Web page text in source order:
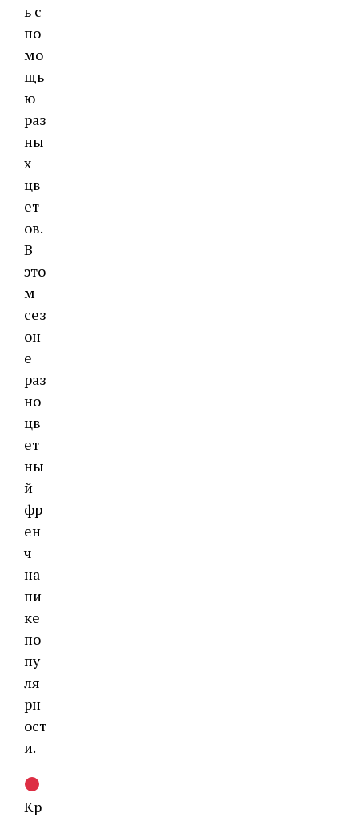
ь с
по
мо
щь
ю
раз
ны
х
цв
ет
ов.
В
это
м
сез
он
е
раз
но
цв
ет
ны
й
фр
ен
ч
на
пи
ке
по
пу
ля
рн
ост
и.
Кр